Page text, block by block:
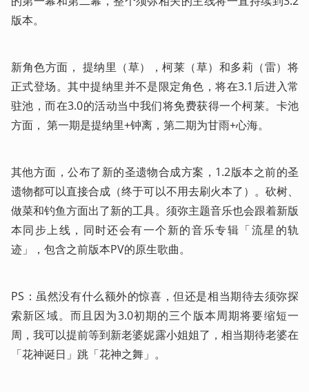
版本。
新角色方面， 提纳里（草），柯莱（草）和多莉（雷）将
正式登场。其中提纳里并不是限定角色，将在3.1后进入常
驻池，而在3.0的活动当中我们将免费获得一个柯莱。卡池
方面， 第一期是提纳里+钟离，第二期为甘雨+心海。
其他方面，公布了新的圣遗物合成方案，1.2版本之前的圣
遗物都可以直接合成（终于可以不用去刷火本了）。砍树、
做菜和钓鱼方面出了新的工具。须弥主题音乐也会跟着新版
本同步上线，同时还会有一个新的音乐专辑「流星的轨
迹」，包含之前版本PV的原生歌曲。
PS：虽然没有什么额外的惊喜，但还是相当期待去须弥探
索新区域。而且因为3.0初期的三个版本周期将要缩短一
周，我可以提前等到新老婆妮露小姐姐了，相当期待老婆在
「花神诞日」跳「花神之舞」。